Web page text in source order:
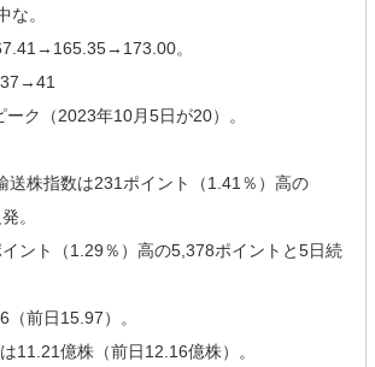
な。
。
37→41
ク（2023年10月5日が20）。
送株指数は231ポイント（1.41％）高の
。
ント（1.29％）高の5,378ポイントと5日続
（前日15.97）。
11.21億株（前日12.16億株）。